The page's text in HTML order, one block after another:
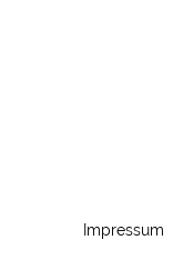
Impressum